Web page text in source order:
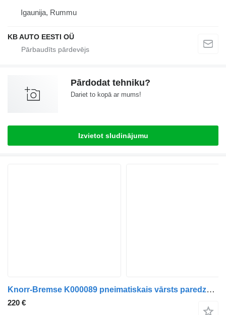
Igaunija, Rummu
KB AUTO EESTI OÜ
Pārdodat tehniku?
Dariet to kopā ar mums!
Izvietot sludinājumu
Knorr-Bremse K000089 pneimatiskais vārsts paredzēts MAN TGL, TGM, TGS, TGX (2005-2021) kravas automašīnas
220 €